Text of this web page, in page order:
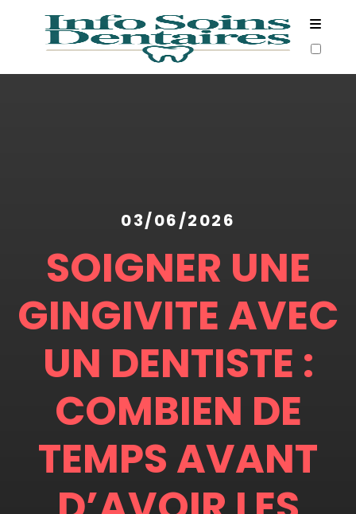
ARTICLES
03/06/2026
SOIGNER UNE
GINGIVITE AVEC
UN DENTISTE :
COMBIEN DE
TEMPS AVANT